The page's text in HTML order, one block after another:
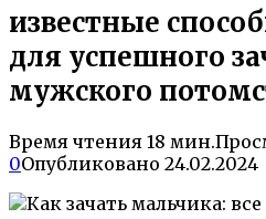
известные
для успешного
мужского
Время чтения 18 мин.
0Опубликовано 24.02.2024